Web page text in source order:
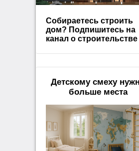
Собираетесь строить
дом? Подпишитесь на
канал о строительстве
Детскому смеху
больше места